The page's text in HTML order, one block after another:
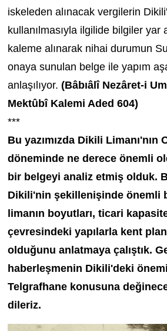
iskeleden alınacak vergilerin
kullanılmasıyla ilgilide bilgiler yar
kaleme alınarak nihai durumun
onaya sunulan belge ile yapım
anlaşılıyor. (Bâbıâlî Nezâret-i
Mektûbî Kalemi Aded 604)
***
Bu yazımızda Dikili Limanı'nın
döneminde ne derece önemli
bir belgeyi analiz etmiş olduk.
Dikili'nin şekillenişinde önemli
limanın boyutları, ticari
çevresindeki yapılarla kent
olduğunu anlatmaya çalıştık.
haberleşmenin Dikili'deki
Telgrafhane konusuna
dileriz.